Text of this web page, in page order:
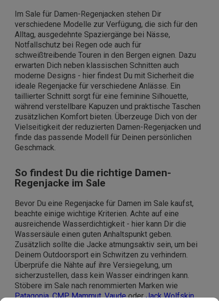
Im Sale für Damen-Regenjacken stehen Dir
verschiedene Modelle zur Verfügung, die sich für den
Alltag, ausgedehnte Spaziergänge bei Nässe,
Notfallschutz bei Regen ode auch für
schweißtreibende Touren in den Bergen eignen. Dazu
erwarten Dich neben klassischen Schnitten auch
moderne Designs - hier findest Du mit Sicherheit die
ideale Regenjacke für verschiedene Anlässe. Ein
taillierter Schnitt sorgt für eine feminine Silhouette,
während verstellbare Kapuzen und praktische Taschen
zusätzlichen Komfort bieten. Überzeuge Dich von der
Vielseitigkeit der reduzierten Damen-Regenjacken und
finde das passende Modell für Deinen persönlichen
Geschmack.
So findest Du die richtige Damen-
Regenjacke im Sale
Bevor Du eine Regenjacke für Damen im Sale kaufst,
beachte einige wichtige Kriterien. Achte auf eine
ausreichende Wasserdichtigkeit - hier kann Dir die
Wassersäule einen guten Anhaltspunkt geben.
Zusätzlich sollte die Jacke atmungsaktiv sein, um bei
Deinem Outdoorsport ein Schwitzen zu verhindern.
Überprüfe die Nähte auf ihre Versiegelung, um
sicherzustellen, dass kein Wasser eindringen kann.
Stöbere im Sale nach renommierten Marken wie
Patagonia,CMP,Mammut,VaudeoderJack Wolfskin,